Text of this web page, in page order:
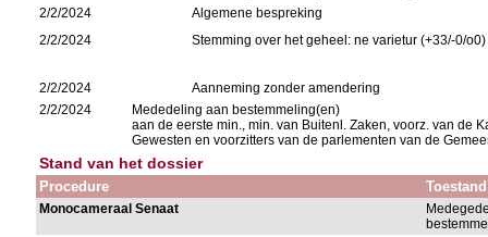
2/2/2024
Algemene bespreking
2/2/2024
Stemming over het geheel: ne varietur (+33/-0/o0)
2/2/2024
Aanneming zonder amendering
2/2/2024
Mededeling aan bestemmeling(en)
aan de eerste min., min. van Buitenl. Zaken, voorz. van de
Gewesten en voorzitters van de parlementen van de
Stand van het dossier
Procedure Toestand
Monocameraal Senaat